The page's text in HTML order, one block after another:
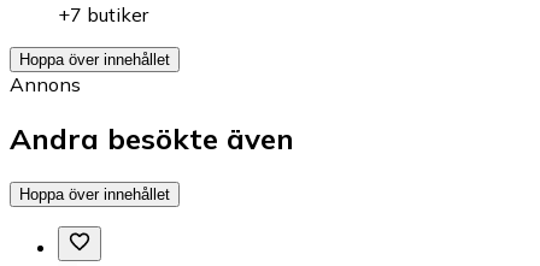
+7 butiker
Hoppa över innehållet
Annons
Andra besökte även
Hoppa över innehållet